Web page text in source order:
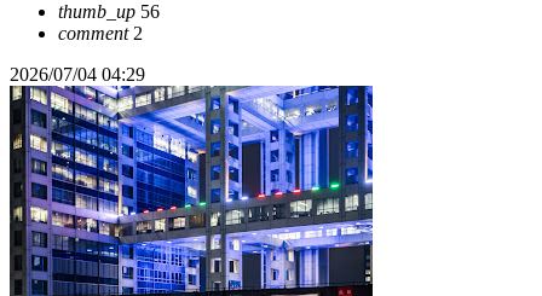
thumb_up 56
comment2
2026/07/04 04:29